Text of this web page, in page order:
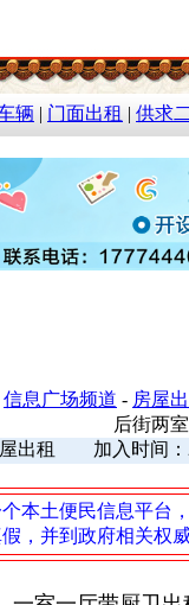
辆 | 门面出租 | 供求
信息广场频道 - 房屋
后街两
屋出租 加入时间
本土便民信息平台
，并到政府相关权